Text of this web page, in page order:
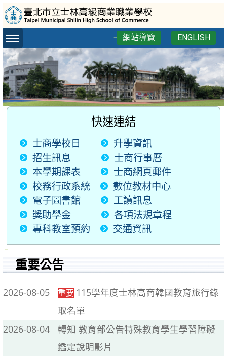
跳到主要內容區塊
::: 網站導覽 ENGLISH
:::
重要公告
2026-08-05 重要 115學年度士林高商韓國教育旅行錄
取名單
2026-08-04 轉知 教育部公告特殊教育學生學習障礙
鑑定說明影片
快速連結
士商學校日
升學資訊
招生訊息
士商行事曆
本學期課表
士商網頁郵件
校務行政系統
數位教材中心
電子圖書館
工讀訊息
獎助學金
各項法規章程
專科教室預約
交通資訊